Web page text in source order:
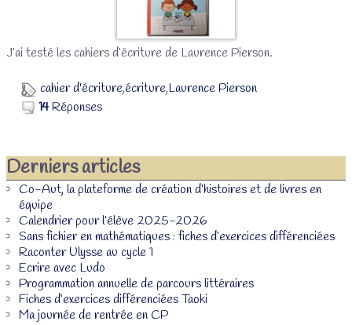
J’ai testé les cahiers d’écriture de Laurence Pierson.
cahier d'écriture,écriture,Laurence Pierson
14Réponses
Derniers articles
Co-Aut, la plateforme de création d’histoires et de livres en
équipe
Calendrier pour l’élève 2025-2026
Sans fichier en mathématiques : fiches d’exercices différenciées
Raconter Ulysse au cycle 1
Ecrire avec Ludo
Programmation annuelle de parcours littéraires
Fiches d’exercices différenciées Taoki
Ma journée de rentrée en CP